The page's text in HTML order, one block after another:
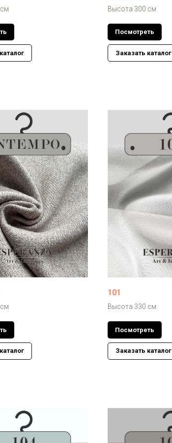
Высота 300 см
Посмотреть
Заказать каталог
101
Высота 330 см
Посмотреть
Заказать каталог